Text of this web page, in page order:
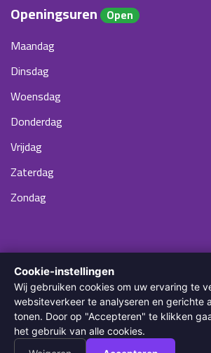
Openingsuren Open
Maandag
Dinsdag
Woensdag
Donderdag
Vrijdag
Zaterdag
Zondag
© 2022 Diodella Laser & Skin Clinic. Alle
Cookie-instellingen
Wij gebruiken cookies om uw ervaring te
websiteverkeer te analyseren en gerichte
tonen. Door op "Accepteren" te klikken
het gebruik van alle cookies.